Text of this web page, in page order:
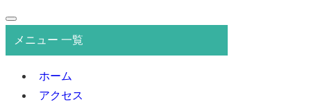
メニュー 一覧
ホーム
アクセス